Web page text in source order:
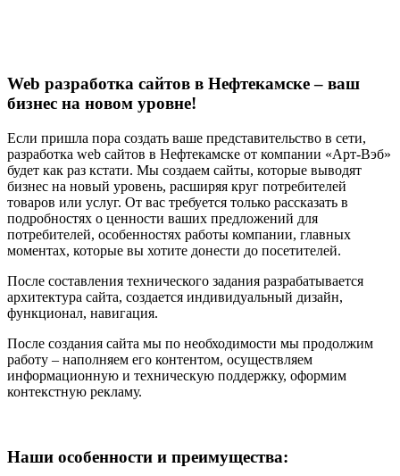
Web разработка сайтов в Нефтекамске – ваш
бизнес на новом уровне!
Если пришла пора создать ваше представительство в сети,
разработка web сайтов в Нефтекамске от компании «Арт-Вэб»
будет как раз кстати. Мы создаем сайты, которые выводят
бизнес на новый уровень, расширяя круг потребителей
товаров или услуг. От вас требуется только рассказать в
подробностях о ценности ваших предложений для
потребителей, особенностях работы компании, главных
моментах, которые вы хотите донести до посетителей.
После составления технического задания разрабатывается
архитектура сайта, создается индивидуальный дизайн,
функционал, навигация.
После создания сайта мы по необходимости мы продолжим
работу – наполняем его контентом, осуществляем
информационную и техническую поддержку, оформим
контекстную рекламу.
Наши особенности и преимущества: